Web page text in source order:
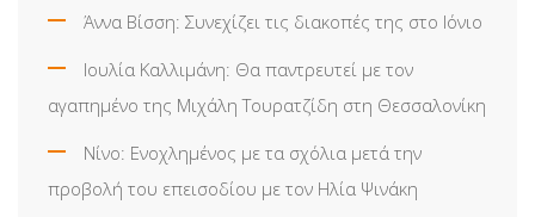
Άννα Βίσση: Συνεχίζει τις διακοπές της στο Ιόνιο
Ιουλία Καλλιμάνη: Θα παντρευτεί με τον
αγαπημένο της Μιχάλη Τουρατζίδη στη Θεσσαλονίκη
Νίνο: Ενοχλημένος με τα σχόλια μετά την
προβολή του επεισοδίου με τον Ηλία Ψινάκη